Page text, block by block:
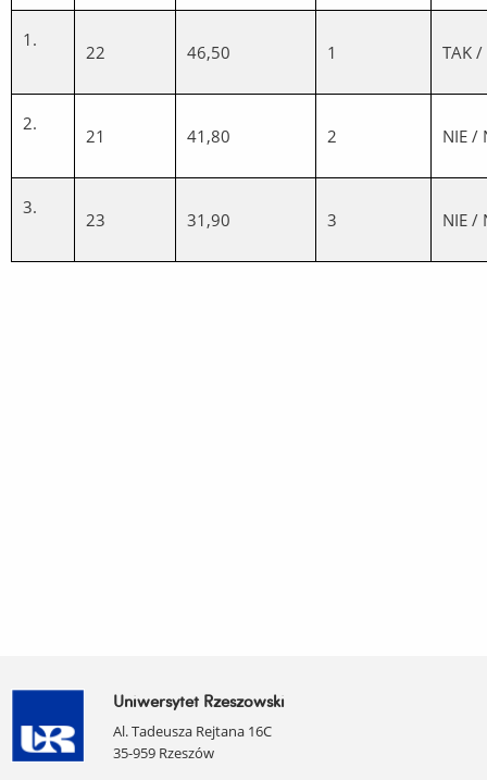
1.
22 46,50 1 TAK /
2.
21 41,80 2 NIE /
3.
23 31,90 3 NIE /
Uniwersytet Rzeszowski
Al. Tadeusza Rejtana 16C
35-959 Rzeszów